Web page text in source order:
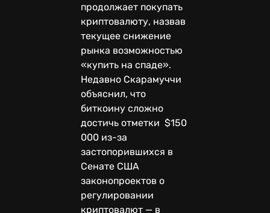
продолжает покупать
криптовалюту, назвав
текущее снижение
рынка возможностью
«купить на спаде».
Недавно Скарамуччи
объяснил, что
биткоину сложно
достичь отметки $150
000 из-за
застопорившихся в
Сенате США
законопроектов о
регулировании
криптовалют — в